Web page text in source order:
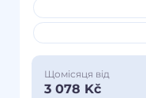
Щомісяця від
3 078 Kč